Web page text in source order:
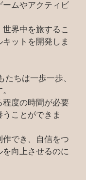
ムやアクティビ
界中を旅するこ
ットを開発しま
ちは一歩一歩、
度の時間が必要
ことができま
でき、自信をつ
向上させるのに